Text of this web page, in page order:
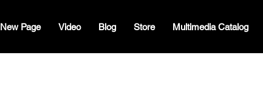
New Page Video Blog Store Multimedia Catalog